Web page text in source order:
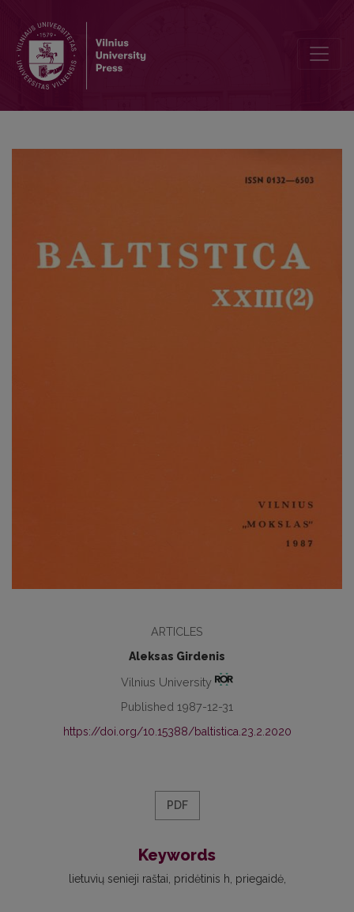
ARTICLES
Aleksas Girdenis
Vilnius University
Published 1987-12-31
https://doi.org/10.15388/baltistica.23.2.2020
PDF
Keywords
lietuvių senieji raštai pridėtinis h priegaidė